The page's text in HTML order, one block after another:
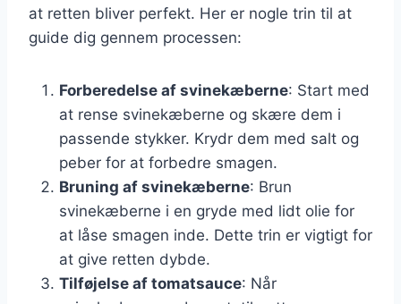
at retten bliver perfekt. Her er nogle trin til at
guide dig gennem processen:
Forberedelse af svinekæberne: Start med
at rense svinekæberne og skære dem i
passende stykker. Krydr dem med salt og
peber for at forbedre smagen.
Bruning af svinekæberne: Brun
svinekæberne i en gryde med lidt olie for
at låse smagen inde. Dette trin er vigtigt for
at give retten dybde.
Tilføjelse af tomatsauce: Når